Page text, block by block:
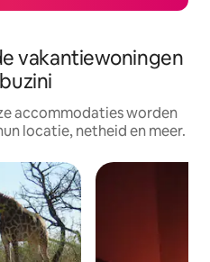
vakantiewoningen
accommodaties worden
locatie, netheid en meer.